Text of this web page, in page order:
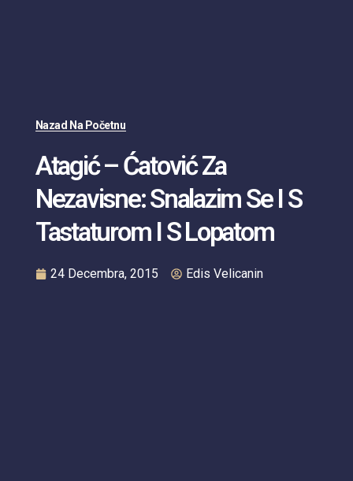
Nazad Na Početnu
Atagić – Ćatović Za
Nezavisne: Snalazim Se I S
Tastaturom I S Lopatom
24 Decembra, 2015 Edis Velicanin